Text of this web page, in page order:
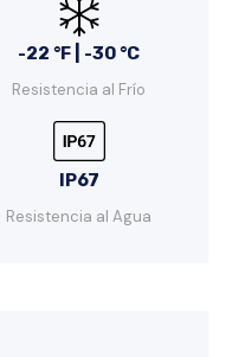
-22 °F | -30 °C
Resistencia al Frío
IP67
Resistencia al Agua